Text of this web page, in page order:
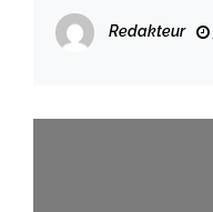
Redakteur